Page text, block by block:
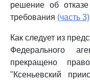
решение об
требования (часть 3)
Как следует из
Федерального
прекращено
"Ксеньевский